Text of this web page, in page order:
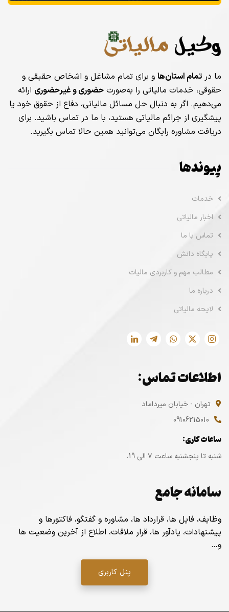
ما در تمام استان‌ها و برای تمام مشاغل و اشخاص حقیقی و
حقوقی، خدمات مالیاتی را به‌صورت حضوری و غیرحضوری ارائه
می‌دهیم. اگر به دنبال حل مسائل مالیاتی، دفاع از حقوق خود یا
پیشگیری از جرائم مالیاتی هستید، با ما در تماس باشید. برای
دریافت مشاوره رایگان می‌توانید همین حالا تماس بگیرید.
پیوندها
خدمات
اخبار مالیاتی
تماس با ما
پایگاه دانش
مطالب مهم و کاربردی مالیات
درباره ما
لایحه مالیاتی
اطلاعات تماس:
تهران - خیابان میرداماد
09106215010
ساعات کاری:
شنبه تا پنجشنبه ساعت ۷ الی 19،
سامانه جامع
وظایف، فایل ها، قرارداد ها، مشاوره و گفتگو، فاکتورها و
پیشنهادات، یادآور ها، قرار ملاقات، اطلاع از آخرین وضعیت ها
و…
پنل کاربری